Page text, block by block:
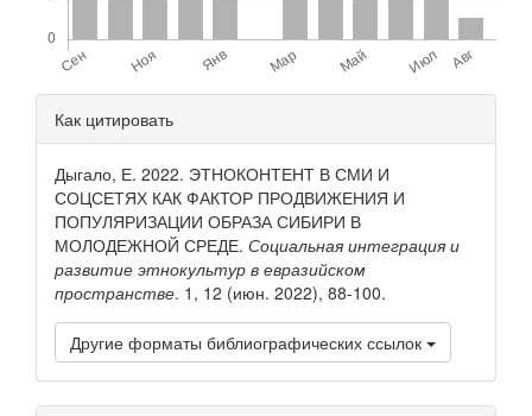
Детали
статьи
Как цитировать
Дыгало, Е. 2022. ЭТНОКОНТЕНТ В СМИ И
СОЦСЕТЯХ КАК ФАКТОР ПРОДВИЖЕНИЯ И
ПОПУЛЯРИЗАЦИИ ОБРАЗА СИБИРИ В
МОЛОДЕЖНОЙ СРЕДЕ. Социальная интеграция и
развитие этнокультур в евразийском
пространстве. 1, 12 (июн. 2022), 88-100.
Другие форматы библиографических ссылок